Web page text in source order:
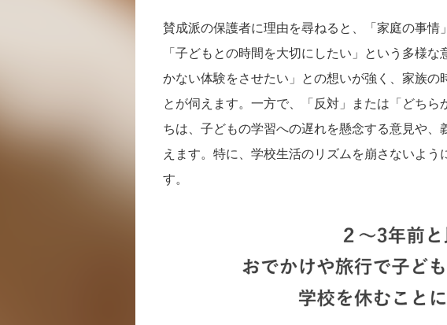
賛成派の保護者に理由を尋ねると、「家庭の事情
「子どもとの時間を大切にしたい」という多様
かない体験をさせたい」との想いが強く、家族の
とが伺えます。一方で、「反対」または「どちら
ちは、子どもの学習への遅れを懸念する意見や、
えます。特に、学校生活のリズムを崩さないよう
す。